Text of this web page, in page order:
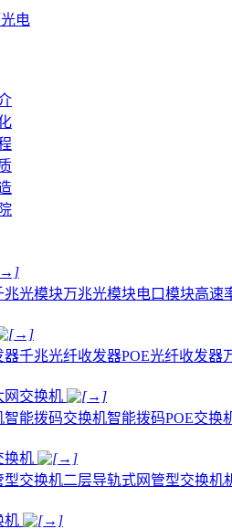
兆光模块万兆光模块电口模块高速
器千兆光纤收发器POE光纤收发器
网交换机
智能拨码交换机智能拨码POE交换
换机
型交换机二层导轨式网管型交换机
机